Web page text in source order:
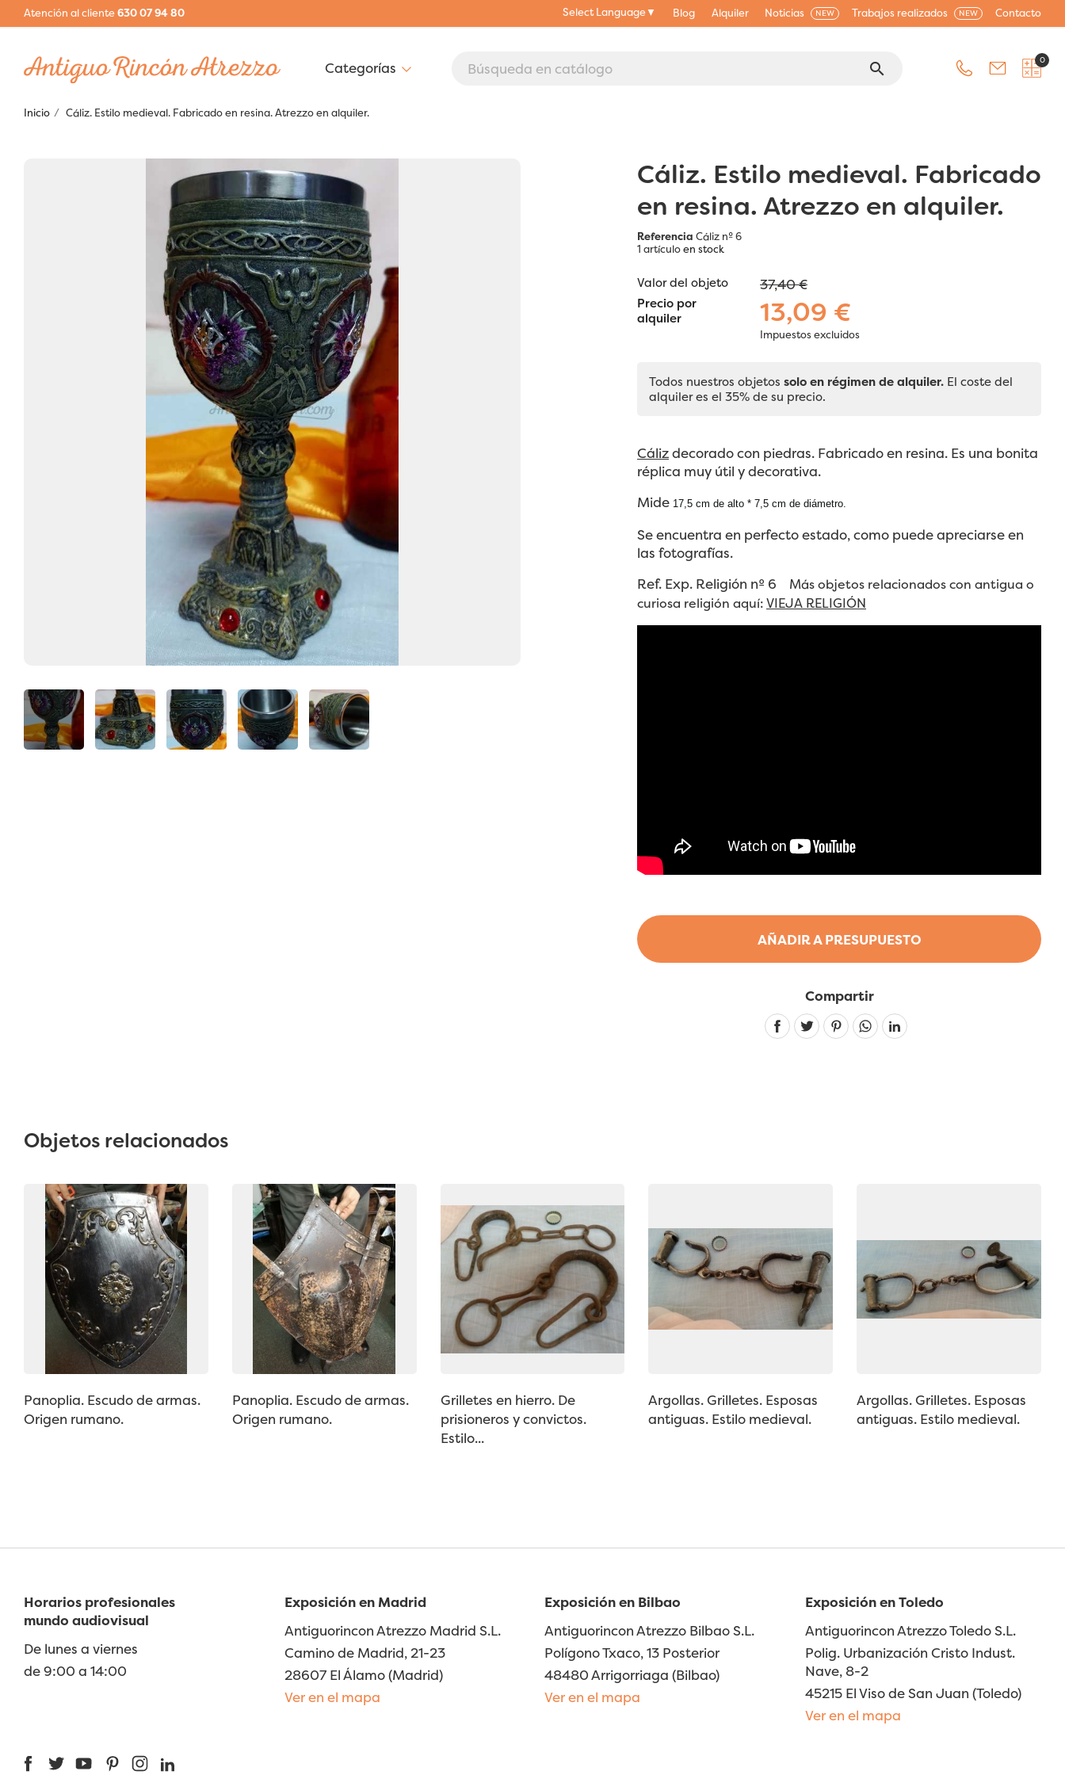
Atención al cliente630 07 94 80 Select Language▼ Blog Alquiler Noticias NEW Trabajos realizados NEW Contacto
search 0
Inicio Cáliz. Estilo medieval. Fabricado en resina. Atrezzo en alquiler.
Cáliz. Estilo medieval. Fabricado
en resina. Atrezzo en alquiler.
Referencia Cáliz nº 6
1 artículoen stock
AÑADIR A PRESUPUESTO
Valor del objeto 37,40 €
Precio por
alquiler
13,09 €
Impuestos excluidos
Todos nuestros objetos solo en régimen de alquiler. El coste del
alquiler es el 35% de su precio.
Cálizdecorado con piedras. Fabricado en resina. Es una bonita
réplica muy útil y decorativa.
Mide 17,5 cm de alto * 7,5 cm de diámetro.
Se encuentra en perfecto estado, como puede apreciarse en
las fotografías.
Ref. Exp. Religión nº 6 Más objetos relacionados con antigua o
curiosa religión aquí:VIEJA RELIGIÓN
Compartir
Linkedin
Objetos relacionados
Panoplia. Escudo de armas.
Origen rumano.
Panoplia. Escudo de armas.
Origen rumano.
Grilletes en hierro. De
prisioneros y convictos.
Estilo...
Argollas. Grilletes. Esposas
antiguas. Estilo medieval.
Argollas. Grilletes. Esposas
antiguas. Estilo medieval.
Horarios profesionales
mundo audiovisual
De lunes a viernes
de 9:00 a 14:00
Exposición en Madrid
Antiguorincon Atrezzo Madrid S.L.
Camino de Madrid, 21-23
28607 El Álamo (Madrid)
Ver en el mapa
Exposición en Bilbao
Antiguorincon Atrezzo Bilbao S.L.
Polígono Txaco, 13 Posterior
48480 Arrigorriaga (Bilbao)
Ver en el mapa
Exposición en Toledo
Antiguorincon Atrezzo Toledo S.L.
Polig. Urbanización Cristo Indust.
Nave, 8-2
45215 El Viso de San Juan (Toledo)
Ver en el mapa
FacebookTwitterYouTubePinterestInstagram